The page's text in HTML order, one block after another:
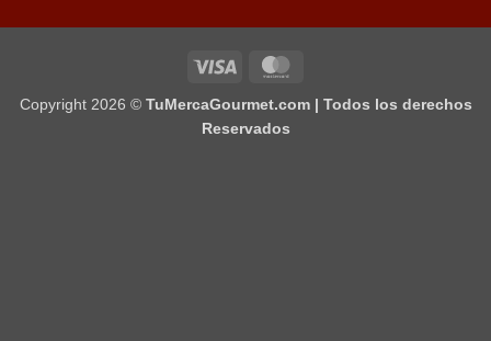
Visa
Copyright 2026 © TuMercaGourmet.com | Todos los derechos
Reservados